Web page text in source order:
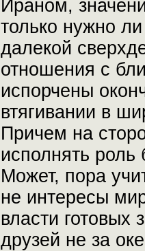
Ираном,
только нужно
далекой
отношения с
испорчены
втягивании в
Причем на
исполнять роль
Может, пора
не интересы
власти готовых
друзей не за